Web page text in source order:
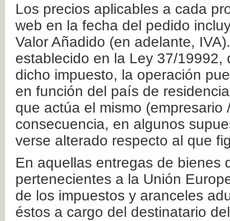
Los precios aplicables a cada
web en la fecha del pedido
Valor Añadido (en adelante,
establecido en la Ley 37/
dicho impuesto, la operación
en función del país de
que actúa el mismo
consecuencia, en algunos
verse alterado respecto al que
En aquellas entregas de bienes
pertenecientes a la Unión
de los impuestos y aranceles
éstos a cargo del destinatario